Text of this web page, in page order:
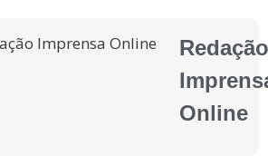
Redação
Online